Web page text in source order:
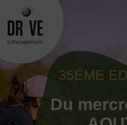
content
35ÈME
Du